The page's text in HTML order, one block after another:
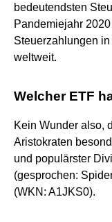
bedeutendsten
Pandemiejahr
Steuerzahlungen
weltweit.
Welcher ETF
Kein Wunder also,
Aristokraten
und populärster
(gesprochen:
(WKN: A1JKS0).